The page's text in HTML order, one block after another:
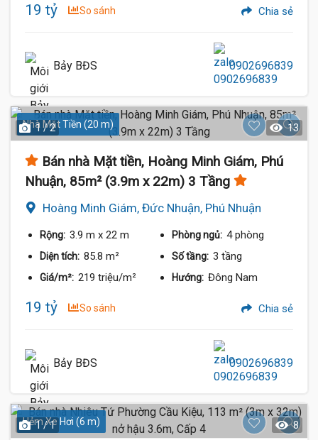
19 tỷ So sánh Chia sẻ
Bảy BĐS 0902696839
Nhà Mặt Tiền (20 m)
1 / 2 13
Bán nhà Mặt tiền, Hoàng Minh Giám, Phú
Nhuận, 85m² (3.9m x 22m) 3 Tầng
Hoàng Minh Giám, Đức Nhuận, Phú Nhuận
Rộng: 3.9 m x 22 m Phòng ngủ: 4 phòng
Diện tích: 85.8 m² Số tầng: 3 tầng
Giá/m²: 219 triệu/m² Hướng: Đông Nam
19 tỷ So sánh Chia sẻ
Bảy BĐS 0902696839
Hẻm Xe Hơi (6 m)
1 / 1 8